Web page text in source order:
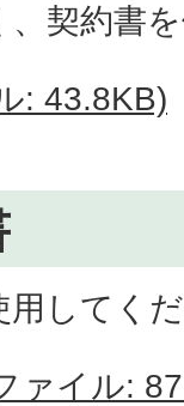
契約書
: 43.8KB)
用してく
ァイル: